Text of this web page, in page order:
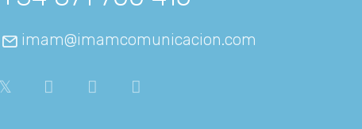
imam@imamcomunicacion.com